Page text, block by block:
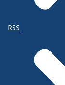
RSS